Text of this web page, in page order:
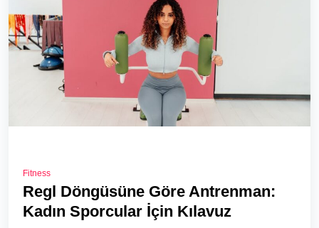
Fitness
Regl Döngüsüne Göre Antrenman:
Kadın Sporcular İçin Kılavuz